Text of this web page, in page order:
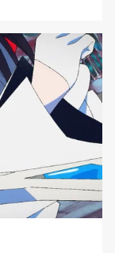
piattaforma
ha diffuso il